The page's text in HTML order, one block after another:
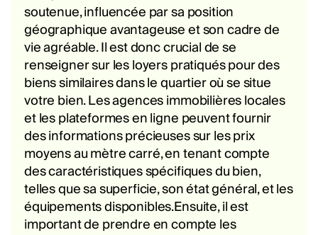
soutenue, influencée par sa position
géographique avantageuse et son cadre de
vie agréable. Il est donc crucial de se
renseigner sur les loyers pratiqués pour des
biens similaires dans le quartier où se situe
votre bien. Les agences immobilières locales
et les plateformes en ligne peuvent fournir
des informations précieuses sur les prix
moyens au mètre carré, en tenant compte
des caractéristiques spécifiques du bien,
telles que sa superficie, son état général, et les
équipements disponibles.Ensuite, il est
important de prendre en compte les